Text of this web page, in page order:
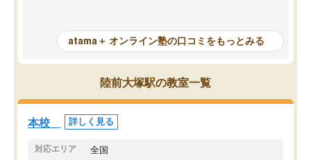
が、自分で自分の管理ができない人に
とっては難しい部分もあるのではない
かと思った。
元数が可視化されるので
しながら意欲的に取り組
常に効果を実感している
になった現在も大学受験
して利用しており、自信
すめできる塾です。
atama＋ オンライン塾の口コミをもっとみる
陸前大塚駅の教室一覧
本校 詳しく見る
対応エリア 全国